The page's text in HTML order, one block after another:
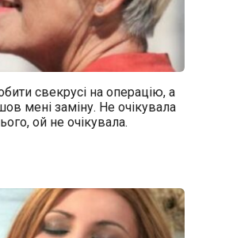
свекрусі на операцію, а
мені заміну. Не очікувала
ой не очікувала.